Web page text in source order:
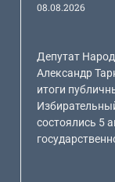
08.08.2026
Депутат
Александр
итоги
состоялись 5